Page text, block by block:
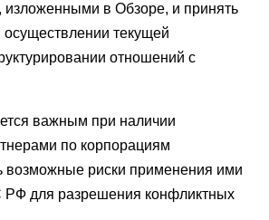
в Обзоре, и принять
текущей
отношений с
важным при наличии
по корпорациям
возможные риски применения ими
РФ для разрешения конфликтных